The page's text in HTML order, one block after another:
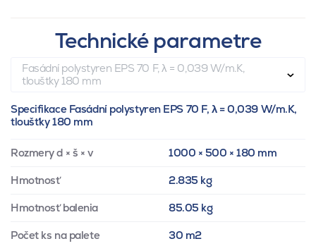
Technické parametre
Fasádní polystyren EPS 70 F, λ = 0,039 W/m.K,
tloušťky 180 mm
Specifikace Fasádní polystyren EPS 70 F, λ = 0,039 W/m.K,
tloušťky 180 mm
Rozmery d × š × v 1000 × 500 × 180 mm
Hmotnosť 2.835 kg
Hmotnosť balenia 85.05 kg
Počet ks na palete 30 m2